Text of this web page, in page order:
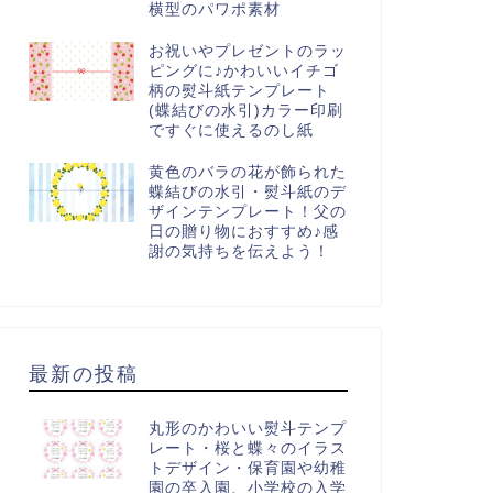
横型のパワポ素材
お祝いやプレゼントのラッ
ピングに♪かわいいイチゴ
柄の熨斗紙テンプレート
(蝶結びの水引)カラー印刷
ですぐに使えるのし紙
黄色のバラの花が飾られた
蝶結びの水引・熨斗紙のデ
ザインテンプレート！父の
日の贈り物におすすめ♪感
謝の気持ちを伝えよう！
最新の投稿
丸形のかわいい熨斗テンプ
レート・桜と蝶々のイラス
トデザイン・保育園や幼稚
園の卒入園、小学校の入学